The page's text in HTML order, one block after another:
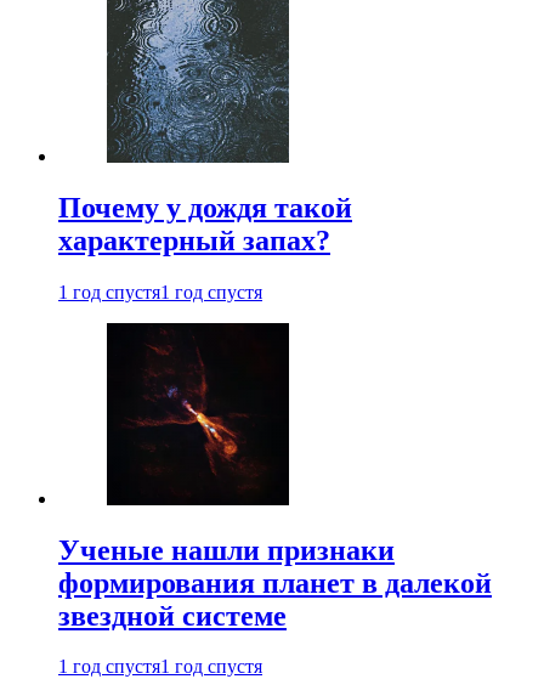
Почему у дождя такой
характерный запах?
1 год спустя1 год спустя
Ученые нашли признаки
формирования планет в далекой
звездной системе
1 год спустя1 год спустя